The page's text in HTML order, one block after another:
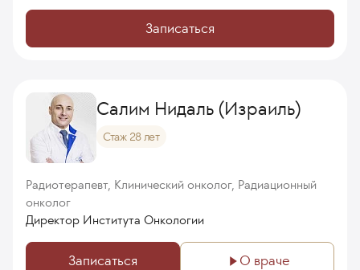
Записаться
Салим Нидаль (Израиль)
Стаж 28 лет
Радиотерапевт, Клинический онколог, Радиационный
онколог
Директор Института Онкологии
Записаться О враче